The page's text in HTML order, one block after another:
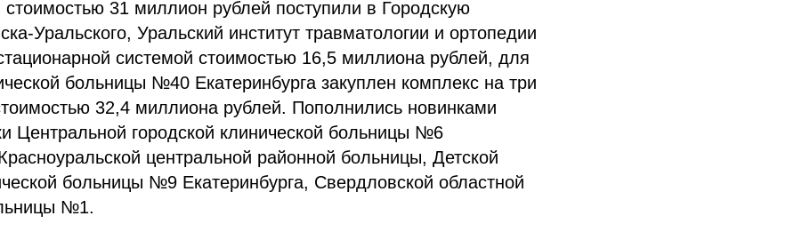
31 миллион рублей поступили в Городскую
Уральского, Уральский институт травматологии и ортопедии
системой стоимостью 16,5 миллиона рублей, для
больницы №40 Екатеринбурга закуплен комплекс на три
32,4 миллиона рублей. Пополнились новинками
Центральной городской клинической больницы №6
центральной районной больницы, Детской
больницы №9 Екатеринбурга, Свердловской областной
№1.